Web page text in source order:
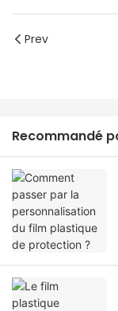
Prev
Recommandé